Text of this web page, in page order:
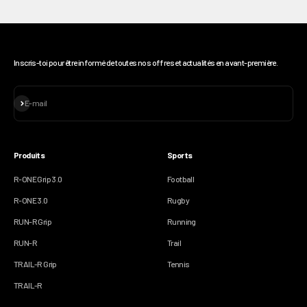
Inscris-toi pour être informé de toutes nos offres et actualités en avant-première.
E-mail
S'inscrire
Produits
R-ONE Grip 3.0
R-ONE 3.0
RUN-R Grip
RUN-R
TRAIL-R Grip
TRAIL-R
Sports
Football
Rugby
Running
Trail
Tennis